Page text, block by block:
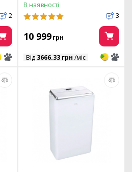
2
3
В наявності
3
10 999грн
Від 3666.33 грн /міс 3 3